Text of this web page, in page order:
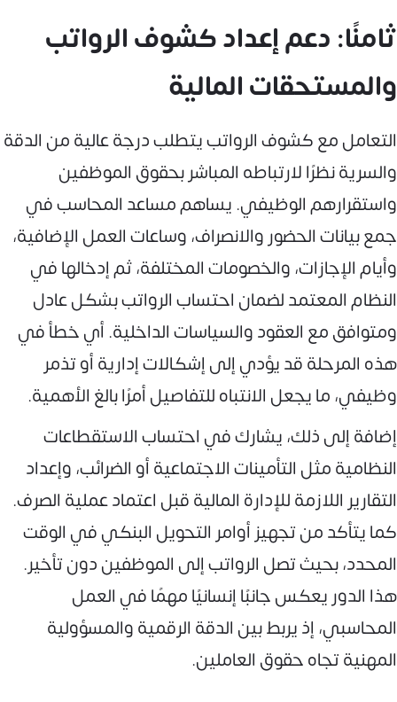
ثامنًا: دعم إعداد كشوف الرواتب
والمستحقات المالية
التعامل مع كشوف الرواتب يتطلب درجة عالية من الدقة
والسرية نظرًا لارتباطه المباشر بحقوق الموظفين
واستقرارهم الوظيفي. يساهم مساعد المحاسب في
جمع بيانات الحضور والانصراف، وساعات العمل الإضافية،
وأيام الإجازات، والخصومات المختلفة، ثم إدخالها في
النظام المعتمد لضمان احتساب الرواتب بشكل عادل
ومتوافق مع العقود والسياسات الداخلية. أي خطأ في
هذه المرحلة قد يؤدي إلى إشكالات إدارية أو تذمر
وظيفي، ما يجعل الانتباه للتفاصيل أمرًا بالغ الأهمية.
إضافة إلى ذلك، يشارك في احتساب الاستقطاعات
النظامية مثل التأمينات الاجتماعية أو الضرائب، وإعداد
التقارير اللازمة للإدارة المالية قبل اعتماد عملية الصرف.
كما يتأكد من تجهيز أوامر التحويل البنكي في الوقت
المحدد، بحيث تصل الرواتب إلى الموظفين دون تأخير.
هذا الدور يعكس جانبًا إنسانيًا مهمًا في العمل
المحاسبي، إذ يربط بين الدقة الرقمية والمسؤولية
المهنية تجاه حقوق العاملين.